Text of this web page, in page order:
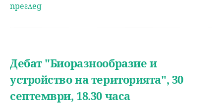
преглед
Дебат "Биоразнообразие и
устройство на територията", 30
септември, 18.30 часа